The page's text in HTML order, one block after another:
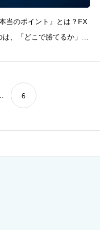
当のポイント』とは？FX
、「どこで勝てるか」で
た。「なぜそこで入
6